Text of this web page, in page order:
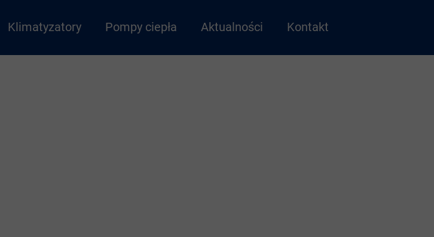
Klimatyzatory Pompy ciepła Aktualności Kontakt